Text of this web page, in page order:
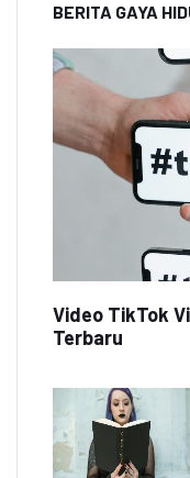
BERITA GAYA
Video TikTok
Terbaru